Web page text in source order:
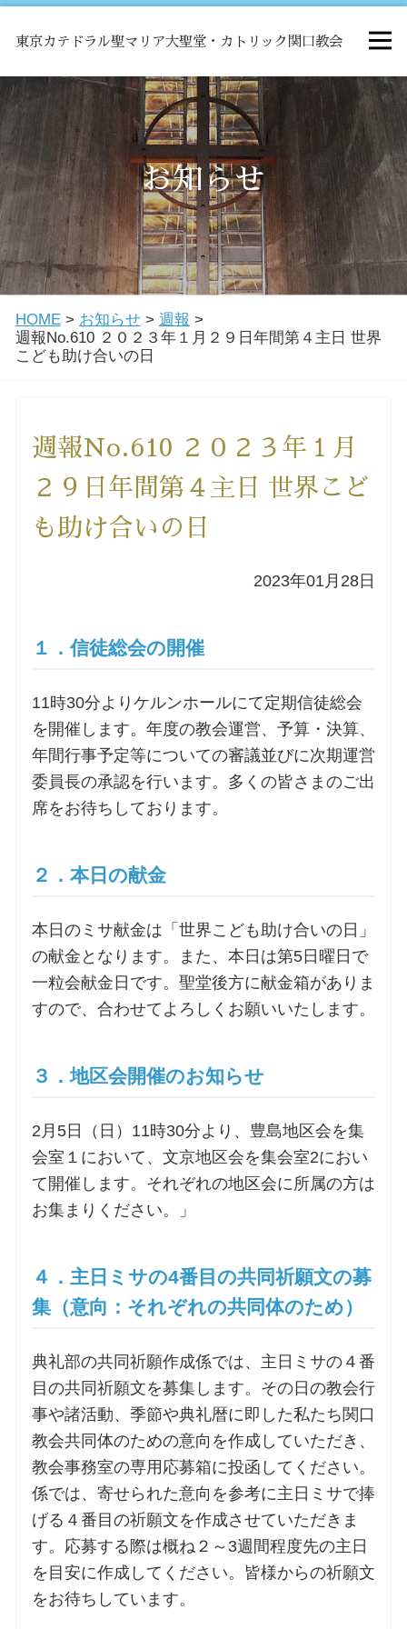
東京カテドラル聖マリア大聖堂・カトリック関口教会
HOME
ミサ
お知らせ
関口教会について
教会学校・中高生会
洗礼を希望される方
講座のご案内
小池神父の講座
シスター中島の講座
教区カテキスタの講座
三田助祭の講座
オルガンメディテーション
ご利用にあたって
お知らせ
HOME> お知らせ> 週報 >
週報No.610 ２０２３年１月２９日年間第４主日 世界
こども助け合いの日
週報No.610 ２０２３年１月
２９日年間第４主日 世界こど
も助け合いの日
2023年01月28日
１．信徒総会の開催
11時30分よりケルンホールにて定期信徒総会
を開催します。年度の教会運営、予算・決算、
年間行事予定等についての審議並びに次期運営
委員長の承認を行います。多くの皆さまのご出
席をお待ちしております。
２．本日の献金
本日のミサ献金は「世界こども助け合いの日」
の献金となります。また、本日は第5日曜日で
一粒会献金日です。聖堂後方に献金箱がありま
すので、合わせてよろしくお願いいたします。
３．地区会開催のお知らせ
2月5日（日）11時30分より、豊島地区会を集
会室１において、文京地区会を集会室2におい
て開催します。それぞれの地区会に所属の方は
お集まりください。」
４．主日ミサの4番目の共同祈願文の募
集（意向：それぞれの共同体のため）
典礼部の共同祈願作成係では、主日ミサの４番
目の共同祈願文を募集します。その日の教会行
事や諸活動、季節や典礼暦に即した私たち関口
教会共同体のための意向を作成していただき、
教会事務室の専用応募箱に投函してください。
係では、寄せられた意向を参考に主日ミサで捧
げる４番目の祈願文を作成させていただきま
す。応募する際は概ね２～3週間程度先の主日
を目安に作成してください。皆様からの祈願文
をお待ちしています。